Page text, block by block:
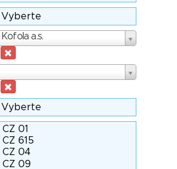
Kofola a.s.
Výrobce